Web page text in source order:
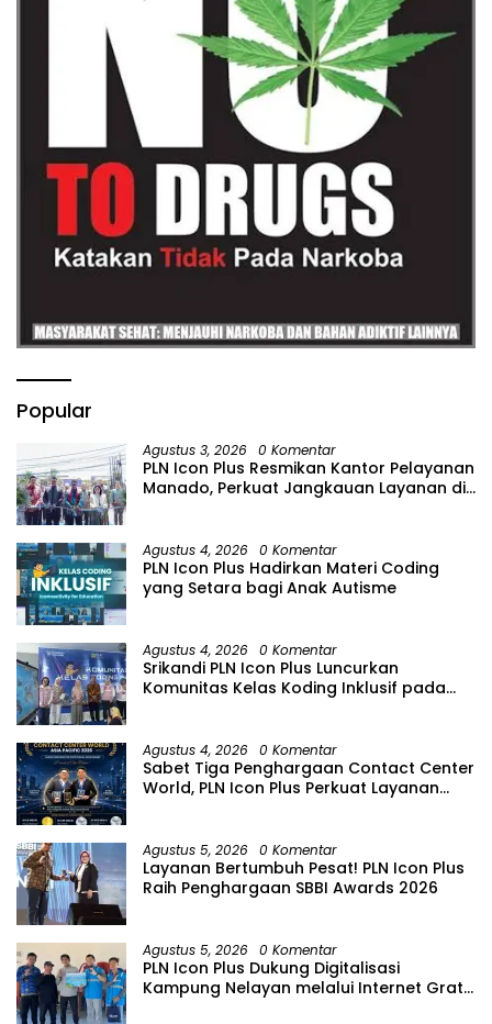
Popular
Agustus 3, 2026 0 Komentar
PLN Icon Plus Resmikan Kantor Pelayanan
Manado, Perkuat Jangkauan Layanan di
Agustus 4, 2026 0 Komentar
PLN Icon Plus Hadirkan Materi Coding
yang Setara bagi Anak Autisme
Agustus 4, 2026 0 Komentar
Srikandi PLN Icon Plus Luncurkan
Komunitas Kelas Koding Inklusif pada
Agustus 4, 2026 0 Komentar
Sabet Tiga Penghargaan Contact Center
World, PLN Icon Plus Perkuat Layanan
Agustus 5, 2026 0 Komentar
Layanan Bertumbuh Pesat! PLN Icon Plus
Raih Penghargaan SBBI Awards 2026
Agustus 5, 2026 0 Komentar
PLN Icon Plus Dukung Digitalisasi
Kampung Nelayan melalui Internet Gratis